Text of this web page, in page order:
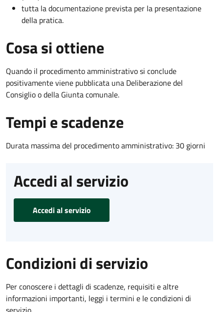
tutta la documentazione prevista per la presentazione
della pratica.
Cosa si ottiene
Quando il procedimento amministrativo si conclude
positivamente viene pubblicata una Deliberazione del
Consiglio o della Giunta comunale.
Tempi e scadenze
Durata massima del procedimento amministrativo: 30 giorni
Accedi al servizio
Accedi al servizio
Condizioni di servizio
Per conoscere i dettagli di scadenze, requisiti e altre
informazioni importanti, leggi i termini e le condizioni di